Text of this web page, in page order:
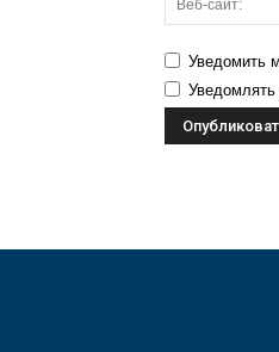
Уведомить
Уведомлять